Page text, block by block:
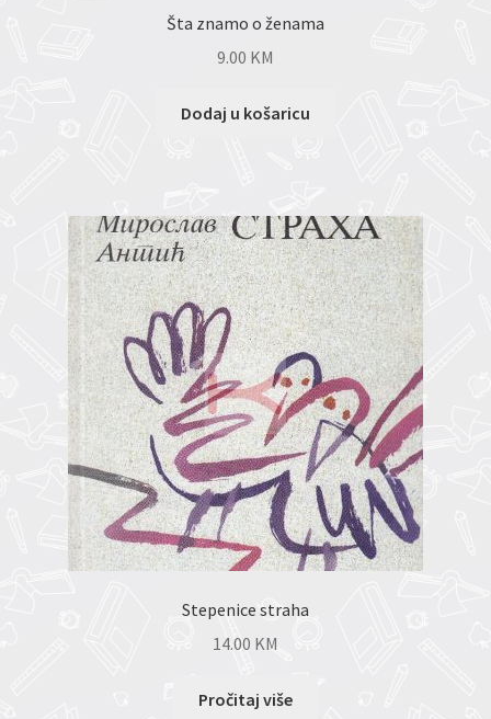
Šta znamo o ženama
9.00 KM
Dodaj u košaricu
Stepenice straha
14.00 KM
Pročitaj više